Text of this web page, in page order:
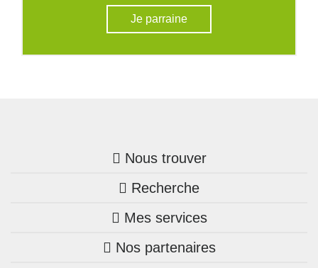
Je parraine
Nous trouver
Trouver une agence
Bretagne
Pays de la Loire
Recherche
Nos annonces
Maison + terrain
Mes services
Mon compte Trecobois
Nos partenaires